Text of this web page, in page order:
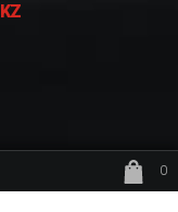
0
ждёт заказ